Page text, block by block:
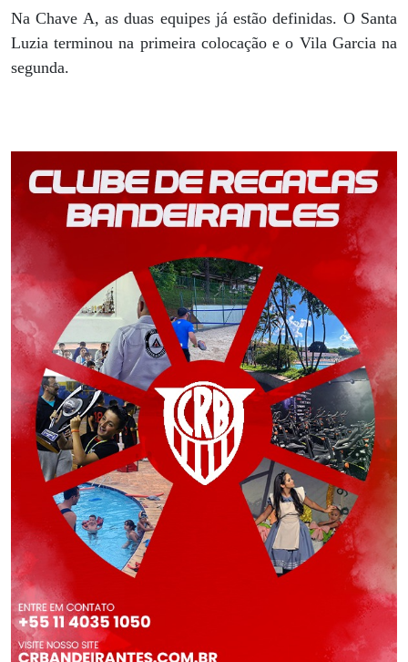
Na Chave A, as duas equipes já estão definidas. O Santa
Luzia terminou na primeira colocação e o Vila Garcia na
segunda.